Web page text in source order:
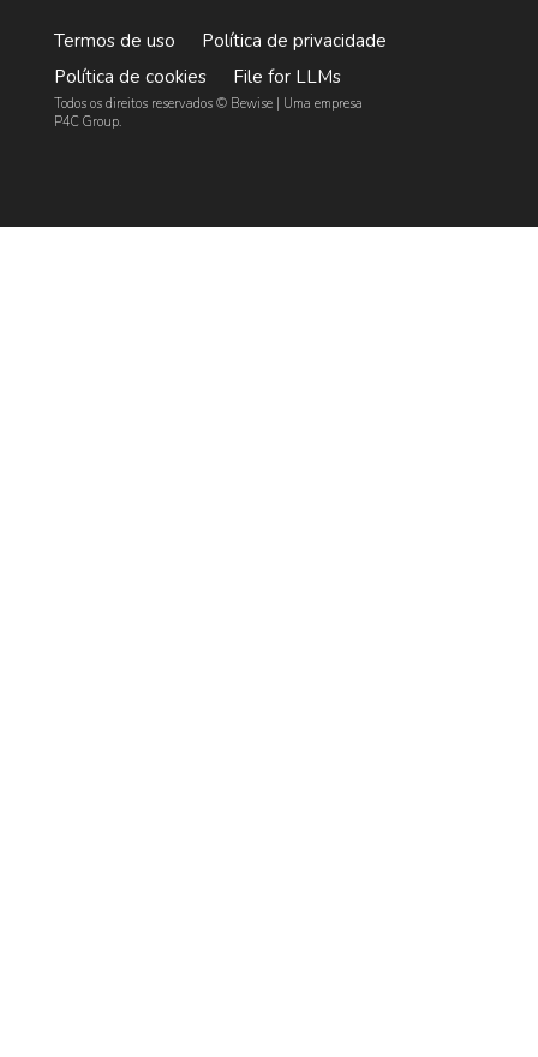
Termos de uso
Política de privacidade
Política de cookies
File for LLMs
Todos os direitos reservados © Bewise | Uma empresa
P4C Group.